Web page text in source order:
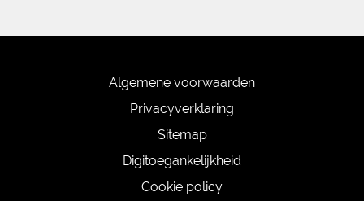
Algemene voorwaarden
Privacyverklaring
Sitemap
Digitoegankelijkheid
Cookie policy